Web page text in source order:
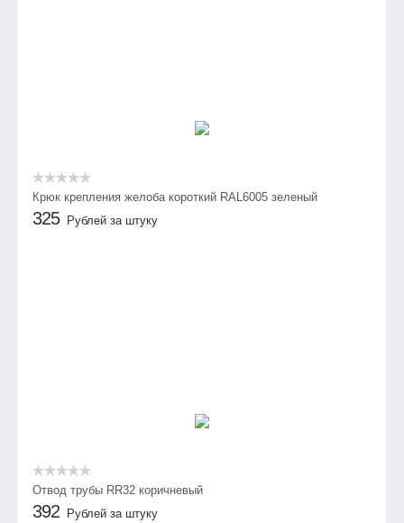
Крюк крепления желоба короткий RAL6005 зеленый
325 Рублей за штуку
Отвод трубы RR32 коричневый
392 Рублей за штуку